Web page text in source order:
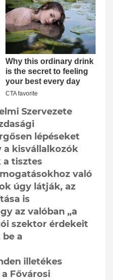
Szervezete
lépéseket
a kisvállalkozók
a tisztes
való
úgy látják, az
is
az valóban „a
szektor érdekeit
a
illetékes
Fővárosi